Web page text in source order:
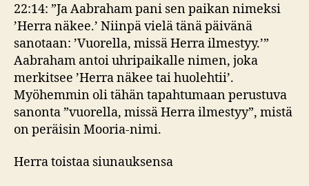
22:14: ”Ja Aabraham pani sen paikan nimeksi
’Herra näkee.’ Niinpä vielä tänä päivänä
sanotaan: ’Vuorella, missä Herra ilmestyy.’”
Aabraham antoi uhripaikalle nimen, joka
merkitsee ’Herra näkee tai huolehtii’.
Myöhemmin oli tähän tapahtumaan perustuva
sanonta ”vuorella, missä Herra ilmestyy”, mistä
on peräisin Mooria-nimi.
Herra toistaa siunauksensa